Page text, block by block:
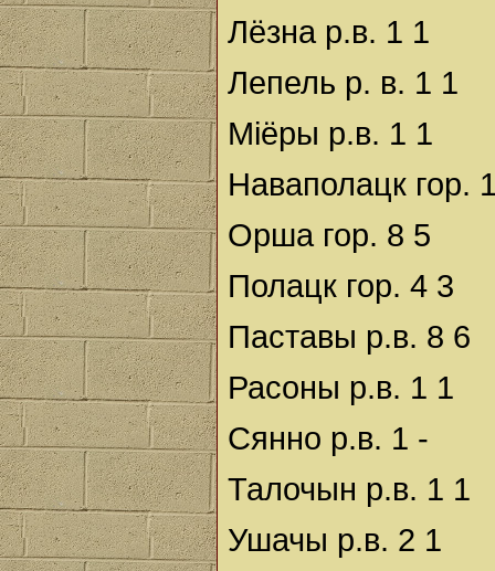
Лёзна р.в. 1 1
Лепель р. в. 1 1
Міёры р.в. 1 1
Наваполацк гор.
Орша гор. 8 5
Полацк гор. 4 3
Паставы р.в. 8 6
Расоны р.в. 1 1
Сянно р.в. 1 -
Талочын р.в. 1 1
Ушачы р.в. 2 1